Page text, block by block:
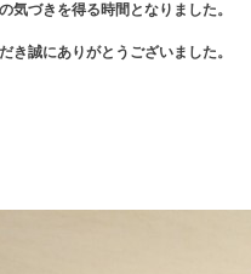
気づきを得る時間となりました。
誠にありがとうございました。